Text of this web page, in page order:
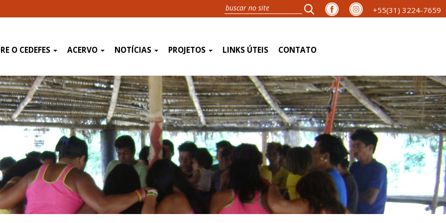
+55(31) 3224-7659
O CEDEFES ACERVO NOTÍCIAS PROJETOS LINKS ÚTEIS CONTATO